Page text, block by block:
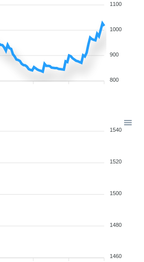
1100
1000
900
800
1540
1520
1500
1480
1460